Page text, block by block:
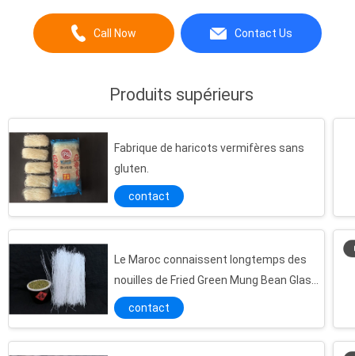
Call Now Contact Us
Produits supérieurs
Fabrique de haricots vermifères sans
gluten.
contact
Le Maroc connaissent longtemps des
nouilles de Fried Green Mung Bean Glass
en verre
contact